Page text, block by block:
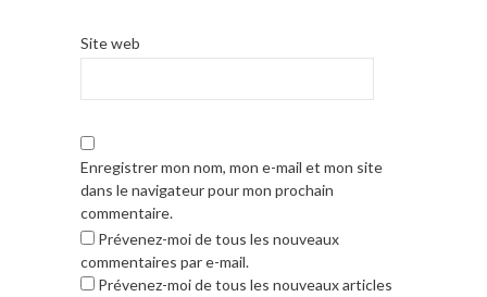
Site web
Enregistrer mon nom, mon e-mail et mon site
dans le navigateur pour mon prochain
commentaire.
Prévenez-moi de tous les nouveaux
commentaires par e-mail.
Prévenez-moi de tous les nouveaux articles